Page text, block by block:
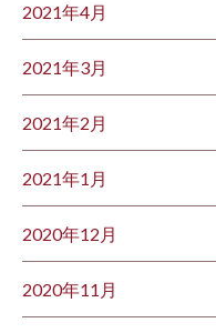
2021年4月
2021年3月
2021年2月
2021年1月
2020年12月
2020年11月